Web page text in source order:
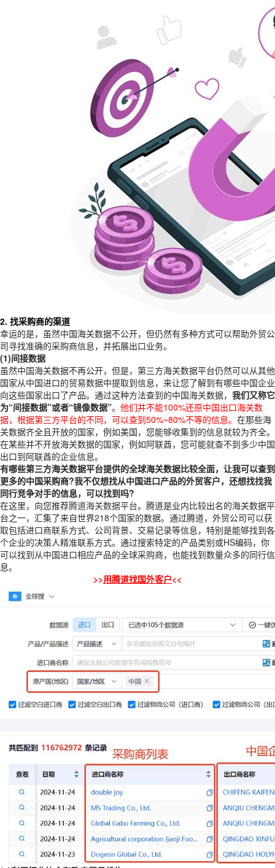
2. 找采购商的渠道
幸运的是，虽然中国海关数据不公开，但仍然有多种方式可以帮助外贸公
司寻找准确的采购商信息，并拓展出口业务。
(1)间接数据
虽然中国海关数据不再公开，但是，第三方海关数据平台仍然可以从其他
国家从中国进口的贸易数据中提取到信息，来让您了解到有哪些中国企业
向这些国家出口了产品。通过这种方法查到的中国海关数据， 我们又称它
为“间接数据”或者“镜像数据”。 他们并不能100%还原中国出口海关数
据，根据第三方平台的不同，可以查到50%~80%不等的信息。 在那些海
关数据齐全且开放的国家，例如美国，您能够收集到的信息就较为齐全。
在某些并不开放海关数据的国家，例如阿联酋，您可能就查不到多少中国
出口到阿联酋的企业信息。
有哪些第三方海关数据平台提供的全球海关数据比较全面，让我可以查到
更多的中国采购商?我不仅想找从中国进口产品的外贸客户，还想找找我
同行竞争对手的信息，可以找到吗?
在这里，向您推荐腾道海关数据平台。腾道是业内比较出名的海关数据平
台之一，汇集了来自世界218个国家的数据。通过腾道，外贸公司可以获
取包括进口商联系方式、公司背景、交易记录等信息，特别是能够找到各
个企业的决策人精准联系方式。通过搜索特定的产品类别或HS编码，你
可以找到从中国进口相应产品的全球采购商，也能找到数量众多的同行信
息。
>>用腾道找国外客户<<